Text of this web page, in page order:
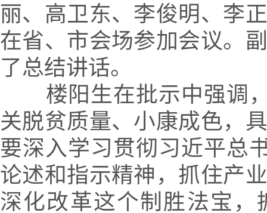
丽、高卫东、李俊明、李
在省、市会场参加会议。
了总结讲话。
楼阳生在批示中强调，
关脱贫质量、小康成色，
要深入学习贯彻习近平总
论述和指示精神，抓住产
深化改革这个制胜法宝